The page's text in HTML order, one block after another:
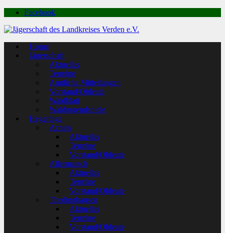
Facebook
Home
Jägerschaft
Aktuelles
Termine
Amtliche Mitteilungen
Vorstand/Obleute
Waidblatt
Waldjugendspiele
Hegeringe
Achim
Aktuelles
Termine
Vorstand/Obleute
Allermarsch
Aktuelles
Termine
Vorstand/Obleute
Thedinghausen
Aktuelles
Termine
Vorstand/Obleute